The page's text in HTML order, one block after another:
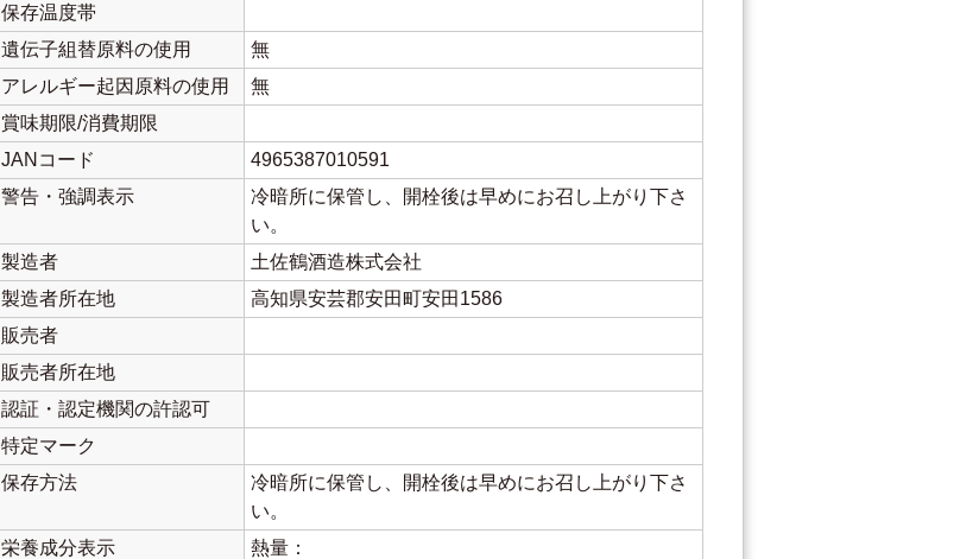
保存温度帯
遺伝子組替原料の使用
無
アレルギー起因原料の使用
無
賞味期限/消費期限
JANコード
4965387010591
警告・強調表示
冷暗所に保管し、開栓後は早めにお召し上がり下さ
い。
製造者
土佐鶴酒造株式会社
製造者所在地
高知県安芸郡安田町安田1586
販売者
販売者所在地
認証・認定機関の許認可
特定マーク
保存方法
冷暗所に保管し、開栓後は早めにお召し上がり下さ
い。
栄養成分表示
熱量：